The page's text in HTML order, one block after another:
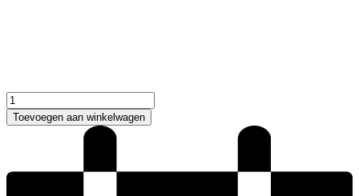
Pronovias
Hero
Trouwjurk
Toevoegen aan winkelwagen